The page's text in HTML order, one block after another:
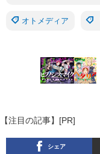
オトメディア
【注目の記事】[PR]
シェア